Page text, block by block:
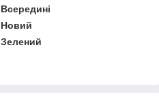
Всередині
Новий
Зелений